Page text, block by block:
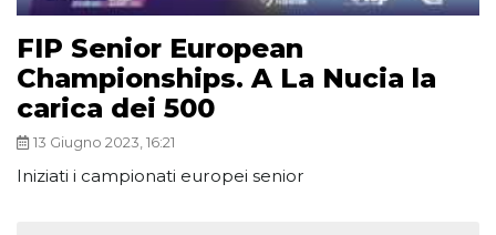
FIP Senior European
Championships. A La Nucia la
carica dei 500
13 Giugno 2023, 16:21
Iniziati i campionati europei senior